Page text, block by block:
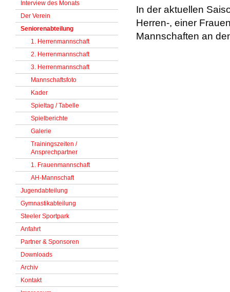
Interview des Monats
Der Verein
Seniorenabteilung
1. Herrenmannschaft
2. Herrenmannschaft
3. Herrenmannschaft
Mannschaftsfoto
Kader
Spieltag / Tabelle
Spielberichte
Galerie
Trainingszeiten /
Ansprechpartner
1. Frauenmannschaft
AH-Mannschaft
Jugendabteilung
Gymnastikabteilung
Steeler Sportpark
Anfahrt
Partner & Sponsoren
Downloads
Archiv
Kontakt
In der aktuellen
Herren-, einer
Mannschaften an